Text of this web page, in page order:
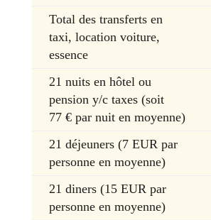
Total des transferts en
taxi, location voiture,
essence
21 nuits en hôtel ou
pension y/c taxes (soit
77 € par nuit en moyenne)
21 déjeuners (7 EUR par
personne en moyenne)
21 diners (15 EUR par
personne en moyenne)